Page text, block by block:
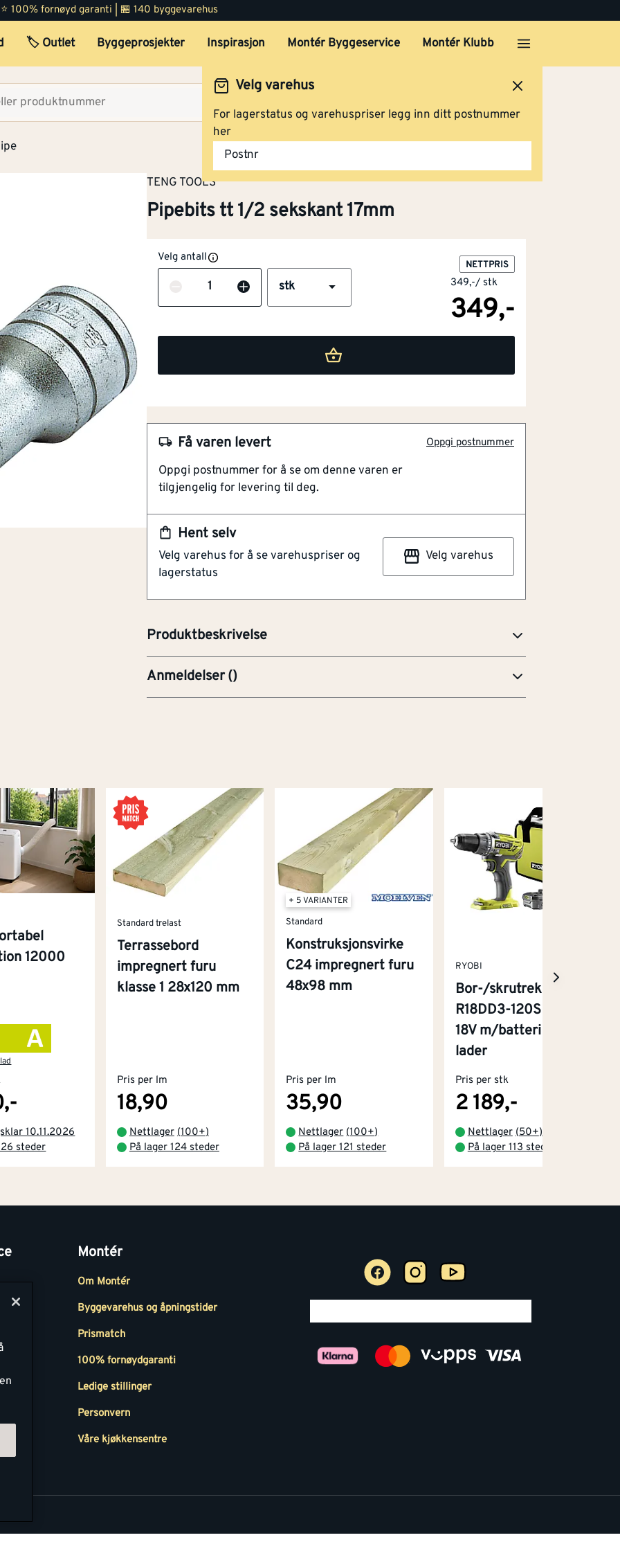
100% fornøyd garanti | 🏪 140 byggevarehus
🏷️ Outlet Byggeprosjekter Inspirasjon Montér Byggeservice Montér Klubb
Velg varehus
For lagerstatus og varehuspriser legg inn ditt postnummer
her
Postnr
TENG TOOLS
Pipebits tt 1/2 sekskant 17mm
Velg antall
Antall stk
NETTPRIS
349,-/ stk
349,-
Hent selv
Velg varehus for å se varehuspriser og
lagerstatus
Velg varehus
Få varen levert Oppgi postnummer
Oppgi postnummer for å se om denne varen er
tilgjengelig for levering til deg.
Produktbeskrivelse
NOBB
28619997
Artikkelnummer 101444623
Anmeldelser()
12000
10.11.2026
steder
Standard trelast
Terrassebord
impregnert furu
klasse 1 28x120 mm
Pris per lm
18,90
Nettlager (100+)
På lager 124 steder
+ 5 VARIANTER
Standard
Konstruksjonsvirke
C24 impregnert furu
48x98 mm
Pris per lm
35,90
Nettlager (100+)
På lager 121 steder
RYOBI
Bor-/skrutrekker
R18DD3-120S One+
18V m/batteri og
lader
Pris per stk
2 189,-
Nettlager (50+)
På lager 113 steder
Montér
Om Montér
Byggevarehus og åpningstider
Prismatch
100% fornøydgaranti
Ledige stillinger
Personvern
Våre kjøkkensentre